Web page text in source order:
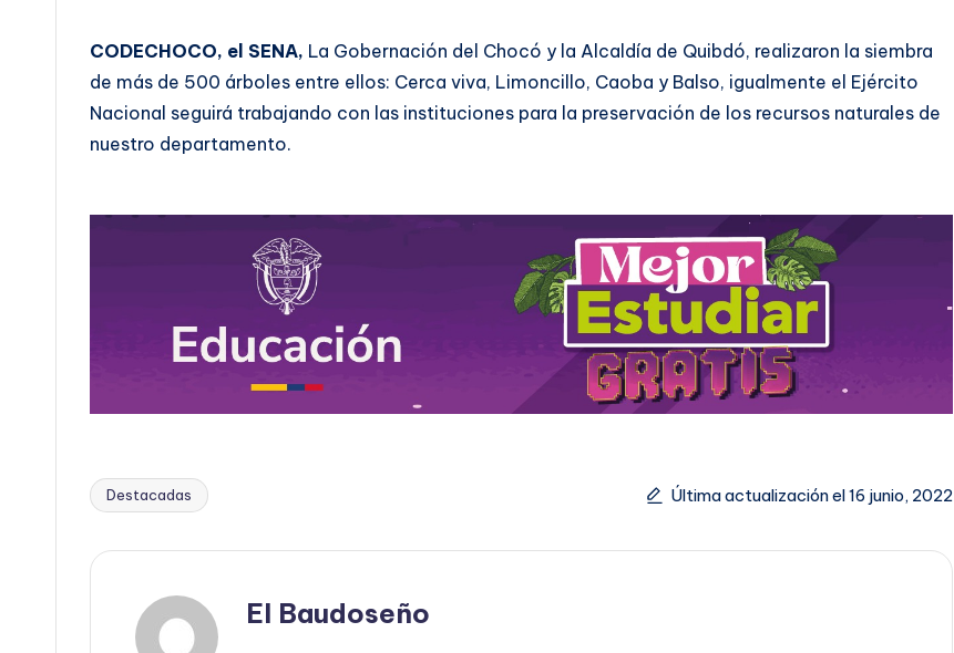
CODECHOCO, el SENA, La Gobernación del Chocó y la Alcaldía de Quibdó, realizaron la siembra
de más de 500 árboles entre ellos: Cerca viva, Limoncillo, Caoba y Balso, igualmente el Ejército
Nacional seguirá trabajando con las instituciones para la preservación de los recursos naturales de
nuestro departamento.
Etiquetas:
Destacadas Última actualización el 16 junio, 2022
El Baudoseño